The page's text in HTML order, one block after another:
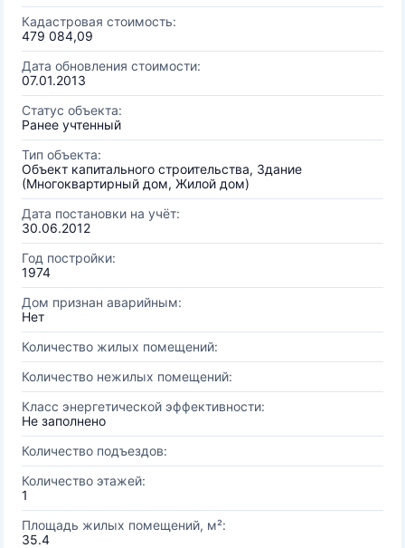
Кадастровая стоимость:
479 084,09
Дата обновления стоимости:
07.01.2013
Статус объекта:
Ранее учтенный
Тип объекта:
Объект капитального строительства, Здание
(Многоквартирный дом, Жилой дом)
Дата постановки на учёт:
30.06.2012
Год постройки:
1974
Дом признан аварийным:
Нет
Количество жилых помещений:
Количество нежилых помещений:
Класс энергетической эффективности:
Не заполнено
Количество подъездов:
Количество этажей:
1
Площадь жилых помещений, м²:
35.4